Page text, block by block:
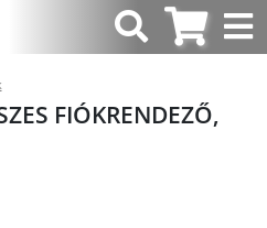
FIÓKRENDEZŐ,